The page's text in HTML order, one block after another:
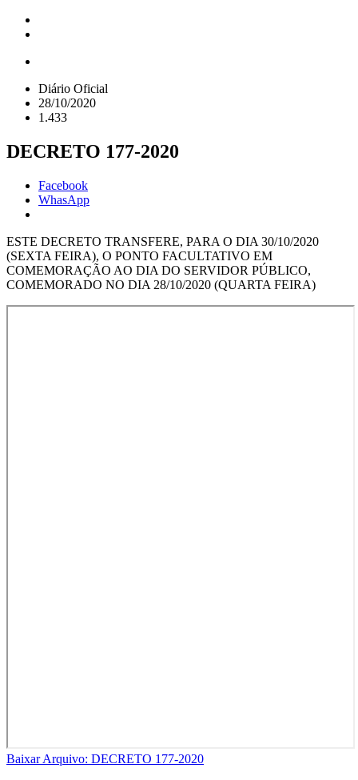
Diário Oficial
28/10/2020
1.433
DECRETO 177-2020
Facebook
WhasApp
ESTE DECRETO TRANSFERE, PARA O DIA 30/10/2020
(SEXTA FEIRA), O PONTO FACULTATIVO EM
COMEMORAÇÃO AO DIA DO SERVIDOR PÚBLICO,
COMEMORADO NO DIA 28/10/2020 (QUARTA FEIRA)
Baixar Arquivo: DECRETO 177-2020